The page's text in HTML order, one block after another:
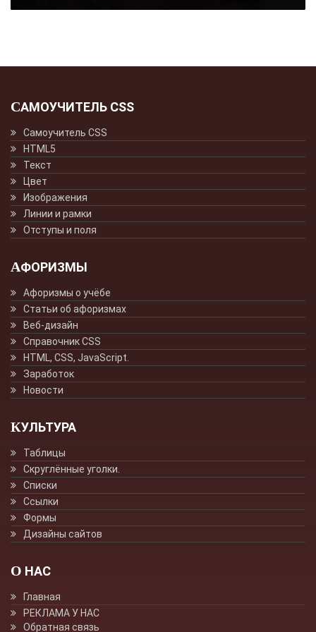
САМОУЧИТЕЛЬ CSS
Самоучитель CSS
HTML5
Текст
Цвет
Изображения
Линии и рамки
Отступы и поля
АФОРИЗМЫ
Афоризмы о учёбе
Статьи об афоризмах
Веб-дизайн
Справочник CSS
HTML, CSS, JavaScript.
Заработок
Новости
КУЛЬТУРА
Таблицы
Скруглённые уголки.
Списки
Ссылки
Формы
Дизайны сайтов
О НАС
Главная
РЕКЛАМА У НАС
Обратная связь